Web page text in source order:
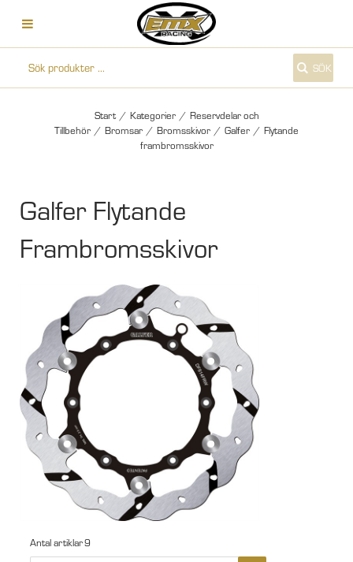
SÖK
Start / Kategorier / Reservdelar och
Tillbehör / Bromsar / Bromsskivor / Galfer / Flytande
frambromsskivor
Galfer Flytande
Frambromsskivor
Antal artiklar9